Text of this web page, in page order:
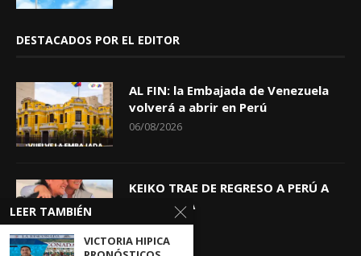
DESTACADOS POR EL EDITOR
AL FIN: la Embajada de Venezuela
volverá a abrir en Perú
06/08/2026
KEIKO TRAE DE REGRESO A PERÚ A
GIOVANNA
04/08/2026
LEER TAMBIÉN
VICTORIA HIPICA